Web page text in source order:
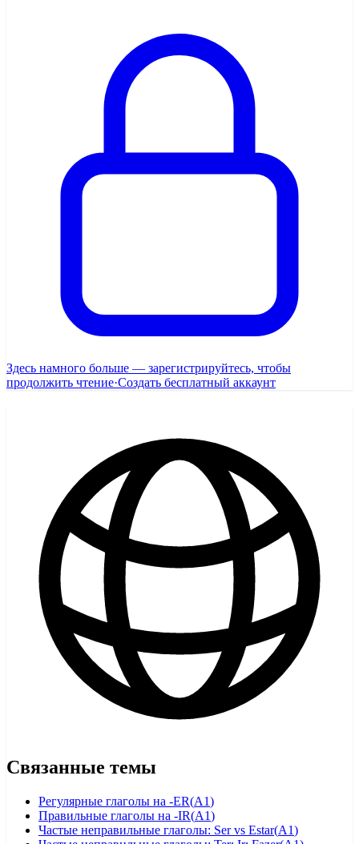
Здесь намного больше — зарегистрируйтесь, чтобы
продолжить чтение·Создать бесплатный аккаунт
Связанные темы
Регулярные глаголы на -ER(A1)
Правильные глаголы на -IR(A1)
Частые неправильные глаголы: Ser vs Estar(A1)